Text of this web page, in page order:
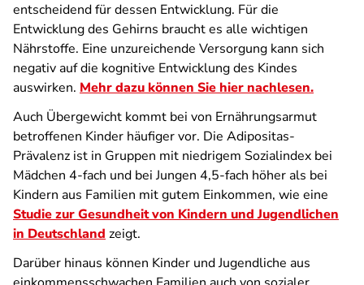
entscheidend für dessen Entwicklung. Für die
Entwicklung des Gehirns braucht es alle wichtigen
Nährstoffe. Eine unzureichende Versorgung kann sich
negativ auf die kognitive Entwicklung des Kindes
auswirken. Mehr dazu können Sie hier nachlesen.
Auch Übergewicht kommt bei von Ernährungsarmut
betroffenen Kinder häufiger vor. Die Adipositas-
Prävalenz ist in Gruppen mit niedrigem Sozialindex bei
Mädchen 4-fach und bei Jungen 4,5-fach höher als bei
Kindern aus Familien mit gutem Einkommen, wie eine
Studie zur Gesundheit von Kindern und Jugendlichen
in Deutschland zeigt.
Darüber hinaus können Kinder und Jugendliche aus